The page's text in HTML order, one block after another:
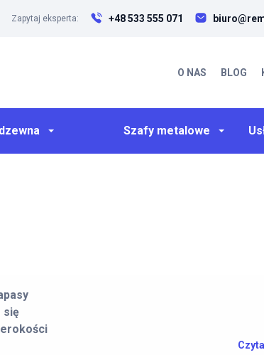
Zapytaj eksperta: +48 533 555 071
O NAS BLOG
Szafy metalowe
się